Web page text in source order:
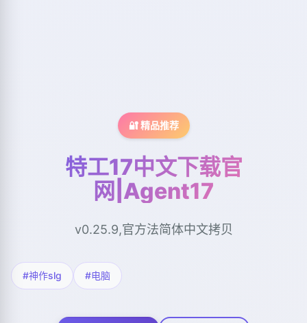
🔐 精品推荐
特工17中文下载官
网|Agent17
v0.25.9,官方法简体中文拷贝
#神作slg #电脑